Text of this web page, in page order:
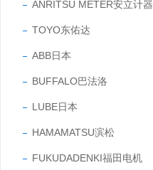
ANRITSU METER安立计器
TOYO东佑达
ABB日本
BUFFALO巴法洛
LUBE日本
HAMAMATSU滨松
FUKUDADENKI福田电机